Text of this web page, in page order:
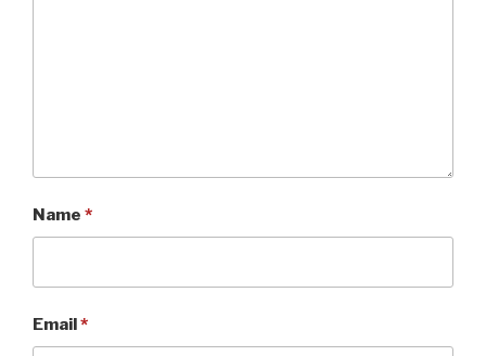
Name *
Email*